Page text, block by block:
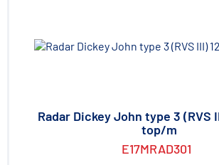
Radar Dickey John type 3 (RVS
top/m
E17MRAD301